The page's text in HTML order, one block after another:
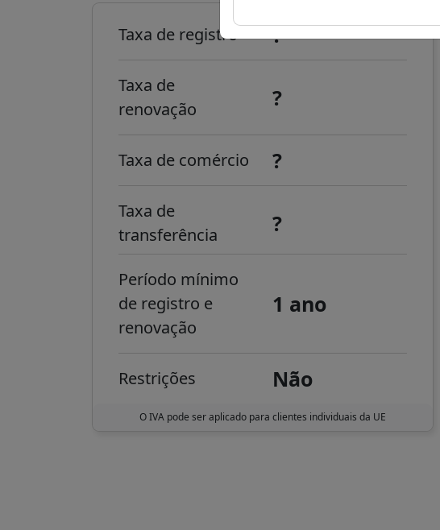
Taxa de registro ?
Taxa de
renovação
?
Taxa de comércio ?
Taxa de
transferência
?
Período mínimo
de registro e
renovação
1 ano
Restrições Não
O IVA pode ser aplicado para clientes individuais da UE